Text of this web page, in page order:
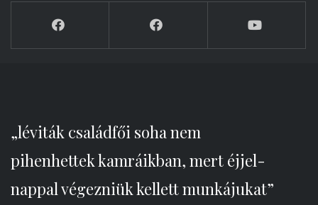
„léviták családfői soha nem
pihenhettek kamráikban, mert éjjel-
nappal végezniük kellett munkájukat”